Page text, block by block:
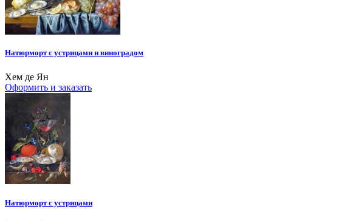
Натюрморт с устрицами и виноградом
Хем де Ян
Оформить и заказать
Натюрморт с устрицами